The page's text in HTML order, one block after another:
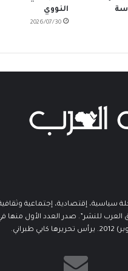
النووي
2026/07/30
سياسية، إقتصادية، إجتماعية
العرب للنشر”. صدر العدد الأول منها
كابي طبراني.